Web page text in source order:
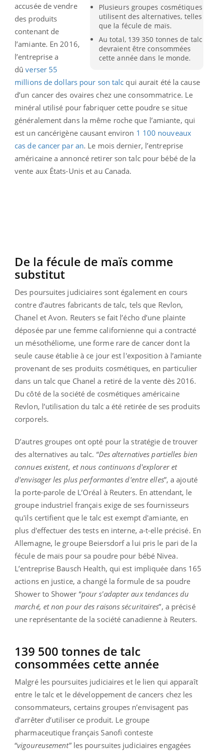
Plusieurs groupes cosmétiques
utilisent des alternatives, telles
que la fécule de maïs.
Au total, 139 350 tonnes de talc
devraient être consommées
cette année dans le monde.
accusée de vendre
des produits
contenant de
l’amiante. En 2016,
l’entreprise a
dûverser 55
millions de dollars pour son talc qui aurait été la cause
d’un cancer des ovaires chez une consommatrice. Le
minéral utilisé pour fabriquer cette poudre se situe
généralement dans la même roche que l’amiante, qui
est un cancérigène causant environ 1 100 nouveaux
cas de cancer par an. Le mois dernier, l’entreprise
américaine a annoncé retirer son talc pour bébé de la
vente aux États-Unis et au Canada.
De la fécule de maïs comme
substitut
Des poursuites judiciaires sont également en cours
contre d’autres fabricants de talc, tels que Revlon,
Chanel et Avon. Reuters se fait l’écho d’une plainte
déposée par une femme californienne qui a contracté
un mésothéliome, une forme rare de cancer dont la
seule cause établie à ce jour est l'exposition à l’amiante
provenant de ses produits cosmétiques, en particulier
dans un talc que Chanel a retiré de la vente dès 2016.
Du côté de la société de cosmétiques américaine
Revlon, l’utilisation du talc a été retirée de ses produits
corporels.
D’autres groupes ont opté pour la stratégie de trouver
des alternatives au talc. “Des alternatives partielles bien
connues existent, et nous continuons d'explorer et
d'envisager les plus performantes d'entre elles”, a ajouté
la porte-parole de L’Oréal à Reuters. En attendant, le
groupe industriel français exige de ses fournisseurs
qu'ils certifient que le talc est exempt d'amiante, en
plus d'effectuer des tests en interne, a-t-elle précisé. En
Allemagne, le groupe Beiersdorf a lui pris le pari de la
fécule de maïs pour sa poudre pour bébé Nivea.
L’entreprise Bausch Health, qui est impliquée dans 165
actions en justice, a changé la formule de sa poudre
Shower to Shower “pour s'adapter aux tendances du
marché, et non pour des raisons sécuritaires”, a précisé
une représentante de la société canadienne à Reuters.
139 500 tonnes de talc
consommées cette année
Malgré les poursuites judiciaires et le lien qui apparaît
entre le talc et le développement de cancers chez les
consommateurs, certains groupes n’envisagent pas
d’arrêter d’utiliser ce produit. Le groupe
pharmaceutique français Sanofi conteste
“vigoureusement” les poursuites judiciaires engagées